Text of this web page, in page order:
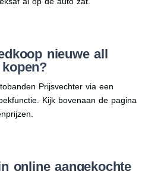
nieuwe all
Prijsvechter via een
Kijk bovenaan de pagina
online aangekochte